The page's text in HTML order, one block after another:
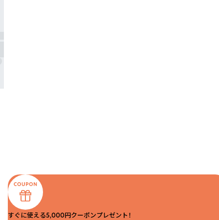
すぐに使える5,000円クーポンプレゼント！